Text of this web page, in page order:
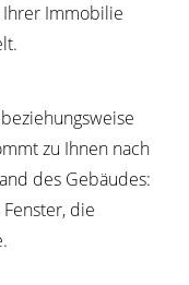
Immobilie
zu Ihnen nach
des Gebäudes:
die